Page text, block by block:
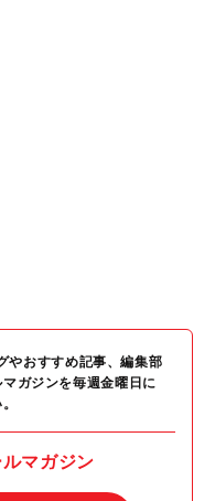
やおすすめ記事、編集部
ガジンを毎週金曜日に
マガジン